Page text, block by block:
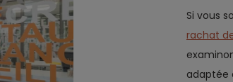
Si vous
rachat
adaptée